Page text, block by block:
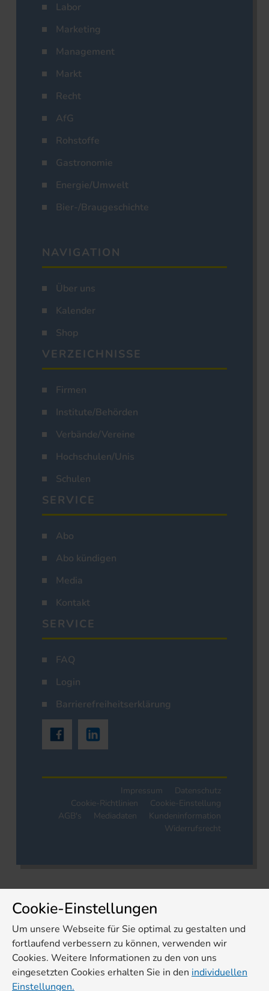
Labor
Marketing
Management
Markt
Recht
AfG
Rohstoffe
Gastronomie
Energie/Umwelt
Bier-/Braugeschichte
NAVIGATION
Über uns
Kalender
Shop
VERZEICHNISSE
Firmen
Institute/Behörden
Verbände/Vereine
Hochschulen/Unis
Schulen
SERVICE
Abo
Abo kündigen
Media
Kontakt
SERVICE
FAQ
Login
Barrierefreiheitserklärung
Impressum
Datenschutz
Cookie-Richtlinien
Cookie-Einstellung
AGB's
Mediadaten
Kundeninformation
Widerrufsrecht
Cookie-Einstellungen
Um unsere Webseite für Sie optimal zu gestalten und
fortlaufend verbessern zu können, verwenden wir
Cookies. Weitere Informationen zu den von uns
eingesetzten Cookies erhalten Sie in den individuellen
Einstellungen.